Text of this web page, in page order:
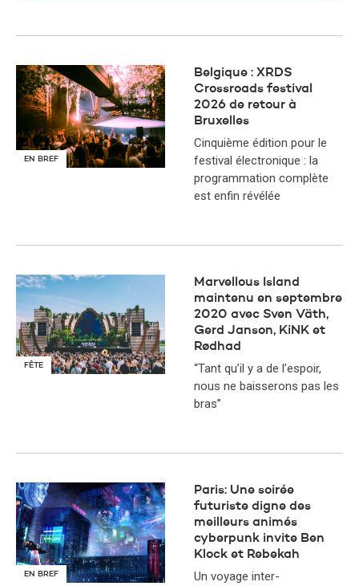
EN BREF
Belgique : XRDS
Crossroads festival
2026 de retour à
Bruxelles
Cinquième édition pour le
festival électronique : la
programmation complète
est enfin révélée
FÊTE
Marvellous Island
maintenu en septembre
2020 avec Sven Väth,
Gerd Janson, KiNK et
Rødhad
“Tant qu’il y a de l’espoir,
nous ne baisserons pas les
bras”
EN BREF
Paris: Une soirée
futuriste digne des
meilleurs animés
cyberpunk invite Ben
Klock et Rebekah
Un voyage inter-